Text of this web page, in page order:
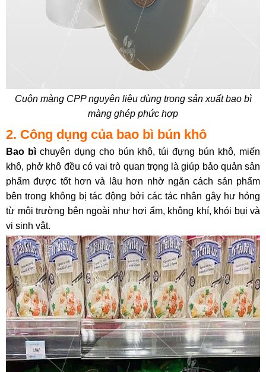
Cuộn màng CPP nguyên liệu dùng trong sản xuất bao bì
màng ghép phức hợp
2. Công dụng của bao bì bún khô
Bao bìchuyên dụng cho bún khô, túi đựng bún khô, miến
khô, phở khô đều có vai trò quan trọng là giúp bảo quản sản
phẩm được tốt hơn và lâu hơn nhờ ngăn cách sản phẩm
bên trong không bị tác động bởi các tác nhân gây hư hỏng
từ môi trường bên ngoài như hơi ẩm, không khí, khói bụi và
vi sinh vật.